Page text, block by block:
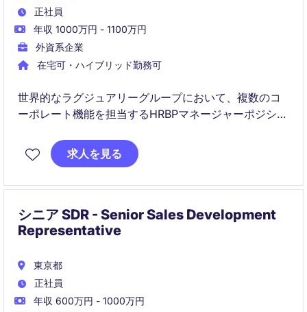
正社員
年収 1000万円 - 1100万円
外資系企業
在宅可・ハイブリッド勤務可
世界的なラグジュアリーグループにおいて、複数のコ
ーポレート機能を担当するHRBPマネージャーポジショ
採用、組織設計、タレントマネジメント、従業員対応
など幅広い人事領域をリードしながら、事業成長を支
求人を見る
シニア SDR - Senior Sales Development
Representative
東京都
正社員
年収 600万円 - 1000万円